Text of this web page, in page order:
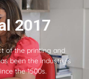
N
A
V
2017
of the printing and
been the industry's
the 1500s.